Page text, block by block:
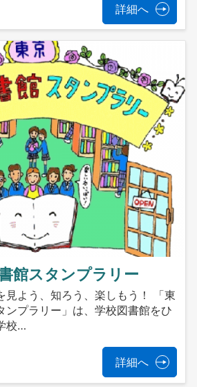
詳細へ
館スタンプラリー
見よう、知ろう、楽しもう！ 「東
ンプラリー」は、学校図書館をひ
校…
詳細へ